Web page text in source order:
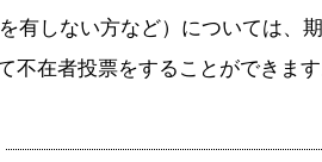
有しない方など）については、
在者投票をすることができます